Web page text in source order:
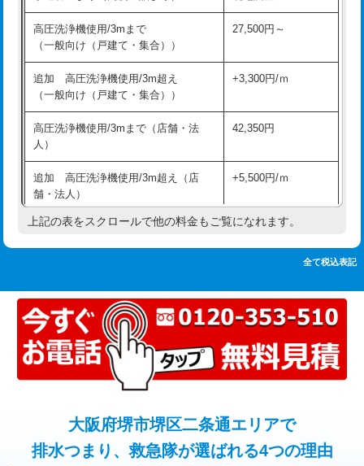
追加人工 16,500円
廃棄・処分 現場見積
※給水管工事は20mmまでの価格です。
持込商品取付（混合水栓）
持込商品取付（浄水器・分岐水栓） 16,500円
業）
排水管工事（追加 排水管工事/3ｍ超
え）
マス交換（土の掘削・埋め戻し作業） 11,000円~
マス交換（深さ50㎝以上） 66,000円
コンクリート斫り（厚さ10㎝まで） 27,500円
コンクリート斫り（厚さ10㎝超え） 38,500円
モルタル補修（厚さ10㎝まで） 27,500円
モルタル補修（厚さ10㎝超え） 38,500円
高圧洗浄機使用/3mまで
（一般向け（戸建て・集合））
27,500円～
追加 高圧洗浄機使用/3m超え
（一般向け（戸建て・集合））
+3,300円/ｍ
高圧洗浄機使用/3mまで（店舗・法
人）
42,350円
追加 高圧洗浄機使用/3m超え（店
舗・法人）
+5,500円/ｍ
高度高圧洗浄換 現地調査
トーラー機使用/3mまで 33,000円
追加トーラー機使用/3m超え +3,300円
カメラ調査 33,000円
止水・漏水調査・防水処理・清掃・修
理・調整・分解・加工など（軽作業）
11,000円
上記の表をスクロールで他の料金もご覧になれます。
全て税込表記
大阪府堺市堺区二条通エリアで
排水つまり、救急隊が選ばれる4つの理由